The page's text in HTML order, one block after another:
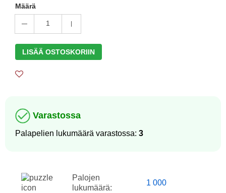
Määrä
1
LISÄÄ OSTOSKORIIN
Varastossa
Palapelien lukumäärä varastossa: 3
Palojen
lukumäärä:
1 000